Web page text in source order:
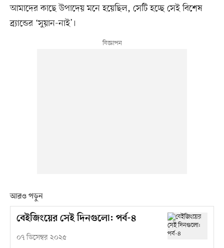
আমাদের কাছে উপাদেয় মনে হয়েছিল, সেটি হচ্ছে সেই বিশেষ
ব্র্যান্ডের ‘সুয়ান-নাই’।
আরও পড়ুন
বেইজিংয়ের সেই দিনগুলো: পর্ব-৪
০৭ ডিসেম্বর ২০২৫